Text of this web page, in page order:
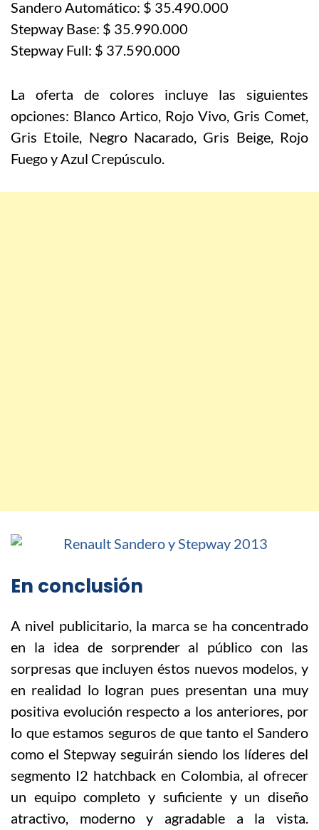
Sandero Automático: $ 35.490.000
Stepway Base: $ 35.990.000
Stepway Full: $ 37.590.000
La oferta de colores incluye las siguientes
opciones: Blanco Artico, Rojo Vivo, Gris Comet,
Gris Etoile, Negro Nacarado, Gris Beige, Rojo
Fuego y Azul Crepúsculo.
En conclusión
A nivel publicitario, la marca se ha concentrado
en la idea de sorprender al público con las
sorpresas que incluyen éstos nuevos modelos, y
en realidad lo logran pues presentan una muy
positiva evolución respecto a los anteriores, por
lo que estamos seguros de que tanto el Sandero
como el Stepway seguirán siendo los líderes del
segmento I2 hatchback en Colombia, al ofrecer
un equipo completo y suficiente y un diseño
atractivo, moderno y agradable a la vista.